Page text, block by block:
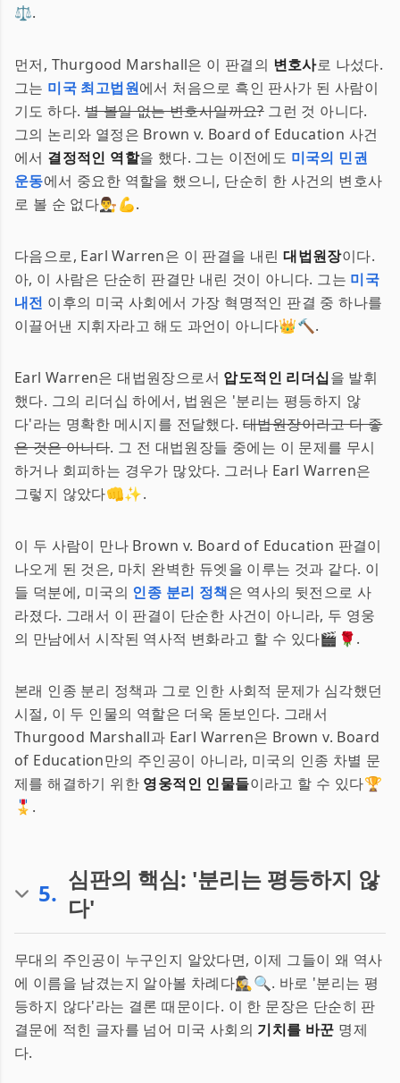
⚖️.
먼저, Thurgood Marshall은 이 판결의 변호사로 나섰다.
그는 미국 최고법원에서 처음으로 흑인 판사가 된 사람이
기도 하다.별 볼일 없는 변호사일까요?그런 것 아니다.
그의 논리와 열정은 Brown v. Board of Education 사건
에서 결정적인 역할을 했다. 그는 이전에도 미국의 민권
운동에서 중요한 역할을 했으니, 단순히 한 사건의 변호사
로 볼 순 없다👨‍⚖️💪.
다음으로, Earl Warren은 이 판결을 내린대법원장이다.
아, 이 사람은 단순히 판결만 내린 것이 아니다. 그는 미국
내전 이후의 미국 사회에서 가장 혁명적인 판결 중 하나를
이끌어낸 지휘자라고 해도 과언이 아니다👑🔨.
Earl Warren은 대법원장으로서 압도적인 리더십을 발휘
했다. 그의 리더십 하에서, 법원은 '분리는 평등하지 않
다'라는 명확한 메시지를 전달했다. 대법원장이라고 다 좋
은 것은 아니다. 그 전 대법원장들 중에는 이 문제를 무시
하거나 회피하는 경우가 많았다. 그러나 Earl Warren은
그렇지 않았다👊✨.
이 두 사람이 만나 Brown v. Board of Education 판결이
나오게 된 것은, 마치 완벽한 듀엣을 이루는 것과 같다. 이
들 덕분에, 미국의 인종 분리 정책은 역사의 뒷전으로 사
라졌다. 그래서 이 판결이 단순한 사건이 아니라, 두 영웅
의 만남에서 시작된 역사적 변화라고 할 수 있다🎬🌹.
본래 인종 분리 정책과 그로 인한 사회적 문제가 심각했던
시절, 이 두 인물의 역할은 더욱 돋보인다. 그래서
Thurgood Marshall과 Earl Warren은 Brown v. Board
of Education만의 주인공이 아니라, 미국의 인종 차별 문
제를 해결하기 위한 영웅적인 인물들이라고 할 수 있다🏆
🎖️.
5. 심판의 핵심: '분리는 평등하지 않
다'
무대의 주인공이 누구인지 알았다면, 이제 그들이 왜 역사
에 이름을 남겼는지 알아볼 차례다🕵️‍♀️🔍. 바로 '분리는 평
등하지 않다'라는 결론 때문이다. 이 한 문장은 단순히 판
결문에 적힌 글자를 넘어 미국 사회의 기치를 바꾼 명제
다.